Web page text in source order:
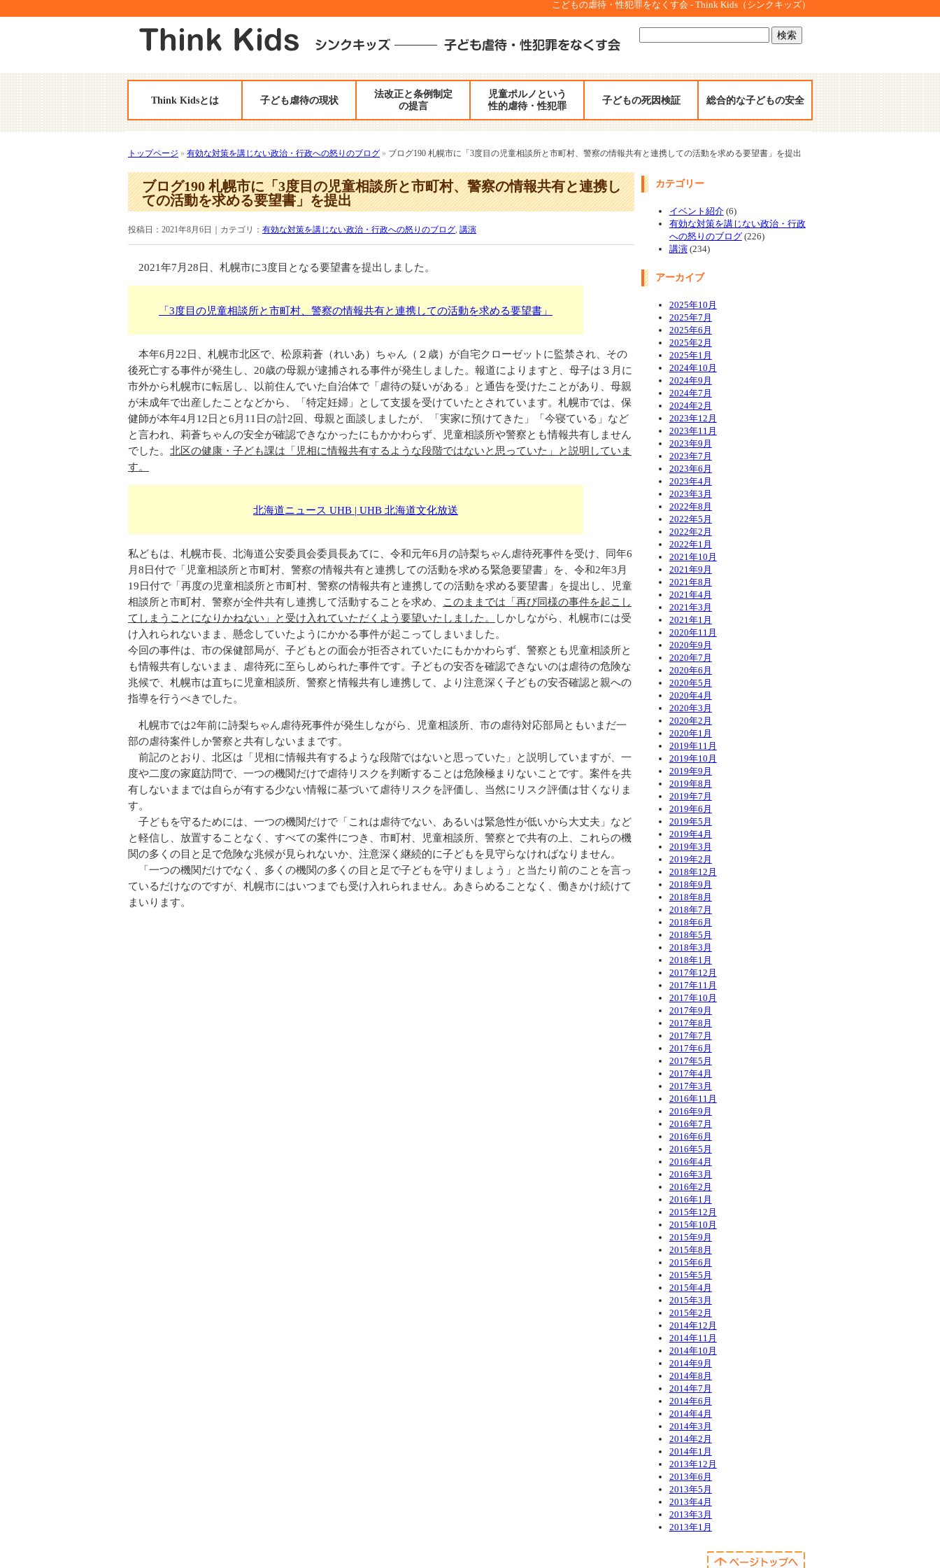
こどもの虐待・性犯罪をなくす会 - Think Kids（シンクキッズ）
検
索:
Think Kidsとは 子ども虐待の現状
法改正と条例制定
の提言
児童ポルノという
性的虐待・性犯罪
子どもの死因検証 総合的な子どもの安全
トップページ » 有効な対策を講じない政治・行政への怒りのブログ » ブログ190 札幌市に「3度目の児童相談所と市町村、警察の情報共有と連携しての活動を求める要望書」を提出
ブログ190 札幌市に「3度目の児童相談所と市町村、警察の情報共有と連携し
ての活動を求める要望書」を提出
投稿日：2021年8月6日｜カテゴリ： 有効な対策を講じない政治・行政への怒りのブログ, 講演
2021年7月28日、札幌市に3度目となる要望書を提出しました。
「3度目の児童相談所と市町村、警察の情報共有と連携しての活動を求める要望書」
本年6月22日、札幌市北区で、松原莉蒼（れいあ）ちゃん（２歳）が自宅クローゼットに監禁され、その
後死亡する事件が発生し、20歳の母親が逮捕される事件が発生しました。報道によりますと、母子は３月に
市外から札幌市に転居し、以前住んでいた自治体で「虐待の疑いがある」と通告を受けたことがあり、母親
が未成年で出産したことなどから、「特定妊婦」として支援を受けていたとされています。札幌市では、保
健師が本年4月12日と6月11日の計2回、母親と面談しましたが、「実家に預けてきた」「今寝ている」など
と言われ、莉蒼ちゃんの安全が確認できなかったにもかかわらず、児童相談所や警察とも情報共有しません
でした。 北区の健康・子ども課は「児相に情報共有するような段階ではないと思っていた」と説明していま
す。
北海道ニュース UHB | UHB 北海道文化放送
私どもは、札幌市長、北海道公安委員会委員長あてに、令和元年6月の詩梨ちゃん虐待死事件を受け、同年6
月8日付で「児童相談所と市町村、警察の情報共有と連携しての活動を求める緊急要望書」を、令和2年3月
19日付で「再度の児童相談所と市町村、警察の情報共有と連携しての活動を求める要望書」を提出し、児童
相談所と市町村、警察が全件共有し連携して活動することを求め、
このままでは「再び同様の事件を起こし
てしまうことになりかねない」と受け入れていただくよう要望いたしました。
しかしながら、札幌市には受
け入れられないまま、懸念していたようにかかる事件が起こってしまいました。
今回の事件は、市の保健部局が、子どもとの面会が拒否されていたにもかかわらず、警察とも児童相談所と
も情報共有しないまま、虐待死に至らしめられた事件です。子どもの安否を確認できないのは虐待の危険な
兆候で、札幌市は直ちに児童相談所、警察と情報共有し連携して、より注意深く子どもの安否確認と親への
指導を行うべきでした。
札幌市では2年前に詩梨ちゃん虐待死事件が発生しながら、児童相談所、市の虐待対応部局ともいまだ一
部の虐待案件しか警察と共有しないままです。
前記のとおり、北区は「児相に情報共有するような段階ではないと思っていた」と説明していますが、一
度や二度の家庭訪問で、一つの機関だけで虐待リスクを判断することは危険極まりないことです。案件を共
有しないままでは自らが有する少ない情報に基づいて虐待リスクを評価し、当然にリスク評価は甘くなりま
す。
子どもを守るためには、一つの機関だけで「これは虐待でない、あるいは緊急性が低いから大丈夫」など
と軽信し、放置することなく、すべての案件につき、市町村、児童相談所、警察とで共有の上、これらの機
関の多くの目と足で危険な兆候が見られないか、注意深く継続的に子どもを見守らなければなりません。
「一つの機関だけでなく、多くの機関の多くの目と足で子どもを守りましょう」と当たり前のことを言っ
ているだけなのですが、札幌市にはいつまでも受け入れられません。あきらめることなく、働きかけ続けて
まいります。
カテゴリー
イベント紹介(6)
有効な対策を講じない政治・行政
への怒りのブログ(226)
講演(234)
アーカイブ
2025年10月
2025年7月
2025年6月
2025年2月
2025年1月
2024年10月
2024年9月
2024年7月
2024年2月
2023年12月
2023年11月
2023年9月
2023年7月
2023年6月
2023年4月
2023年3月
2022年8月
2022年5月
2022年2月
2022年1月
2021年10月
2021年9月
2021年8月
2021年4月
2021年3月
2021年1月
2020年11月
2020年9月
2020年7月
2020年6月
2020年5月
2020年4月
2020年3月
2020年2月
2020年1月
2019年11月
2019年10月
2019年9月
2019年8月
2019年7月
2019年6月
2019年5月
2019年4月
2019年3月
2019年2月
2018年12月
2018年9月
2018年8月
2018年7月
2018年6月
2018年5月
2018年3月
2018年1月
2017年12月
2017年11月
2017年10月
2017年9月
2017年8月
2017年7月
2017年6月
2017年5月
2017年4月
2017年3月
2016年11月
2016年9月
2016年7月
2016年6月
2016年5月
2016年4月
2016年3月
2016年2月
2016年1月
2015年12月
2015年10月
2015年9月
2015年8月
2015年6月
2015年5月
2015年4月
2015年3月
2015年2月
2014年12月
2014年11月
2014年10月
2014年9月
2014年8月
2014年7月
2014年6月
2014年4月
2014年3月
2014年2月
2014年1月
2013年12月
2013年6月
2013年5月
2013年4月
2013年3月
2013年1月